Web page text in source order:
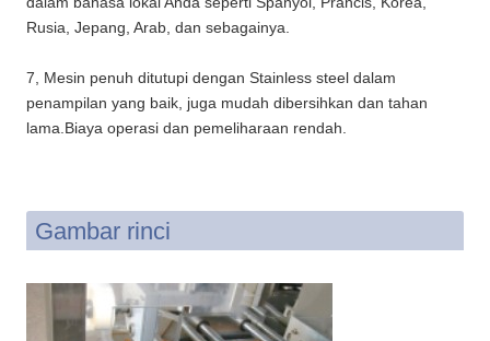
Rusia, Jepang, Arab, dan sebagainya.
7, Mesin penuh ditutupi dengan Stainless steel dalam
penampilan yang baik, juga mudah dibersihkan dan tahan
lama.Biaya operasi dan pemeliharaan rendah.
Gambar rinci